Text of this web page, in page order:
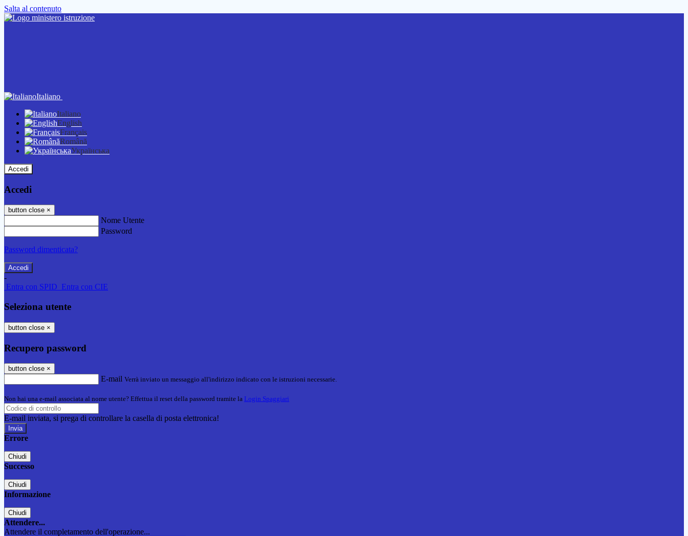
Salta al contenuto
Italiano
Italiano
English
Français
Română
Українська
Accedi
Accedi
button close ×
Nome Utente
Password
Password dimenticata?
-
Entra con SPID Entra con CIE
Seleziona utente
button close ×
Recupero password
button close ×
E-mail Verrà inviato un messaggio all'indirizzo indicato con le istruzioni necessarie.
Non hai una e-mail associata al nome utente? Effettua il reset della password tramite la Login Spaggiari
E-mail inviata, si prega di controllare la casella di posta elettronica!
Errore
Chiudi
Successo
Chiudi
Informazione
Chiudi
Attendere...
Attendere il completamento dell'operazione...